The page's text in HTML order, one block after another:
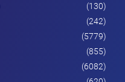
(130)
(242)
(5779)
(855)
(6082)